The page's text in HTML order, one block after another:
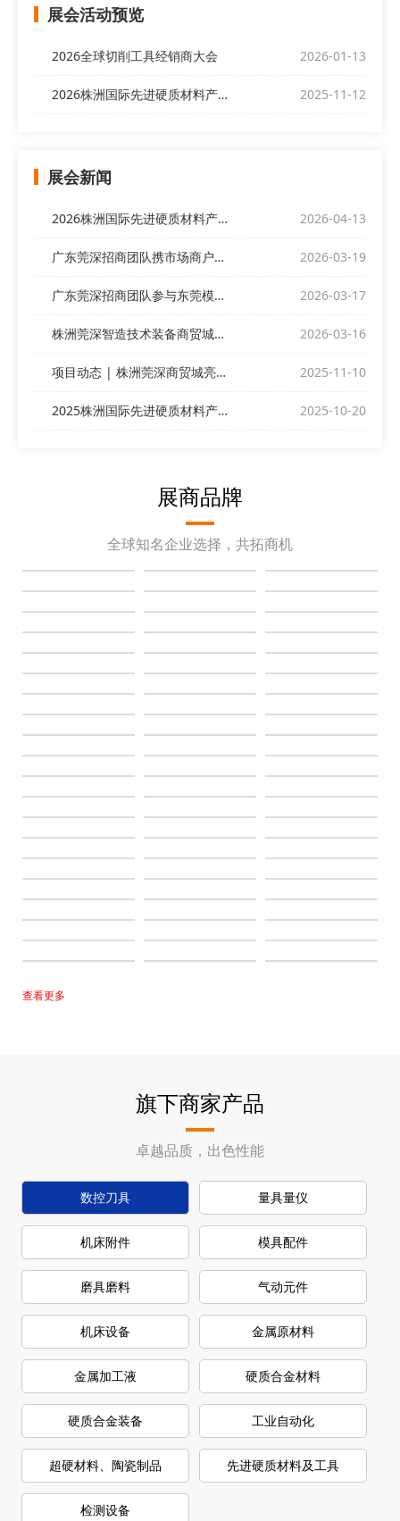
展会活动预览
2026全球切削工具经销商大会 2026-01-13
2026株洲国际先进硬质材料产业博览会 2025-11-12
展会新闻
2026株洲国际先进硬质材料产业博览会欢迎全球客商前来 2026-04-13
广东莞深招商团队携市场商户代表亮相“偌伊之夜”，开展展会招商 2026-03-19
广东莞深招商团队参与东莞模协产销对接交流会 2026-03-17
株洲莞深智造技术装备商贸城与您相约ITES深圳工业展 2026-03-16
项目动态 | 株洲莞深商贸城亮相深圳DMP展 2025-11-10
2025株洲国际先进硬质材料产业博览会昨日盛大开幕！ 2025-10-20
展商品牌
全球知名企业选择，共拓商机
查看更多
旗下商家产品
卓越品质，出色性能
数控刀具 量具量仪
机床附件